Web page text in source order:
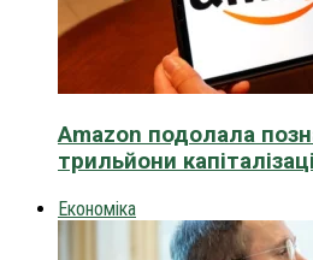
Amazon подолала
трильйони
Економіка